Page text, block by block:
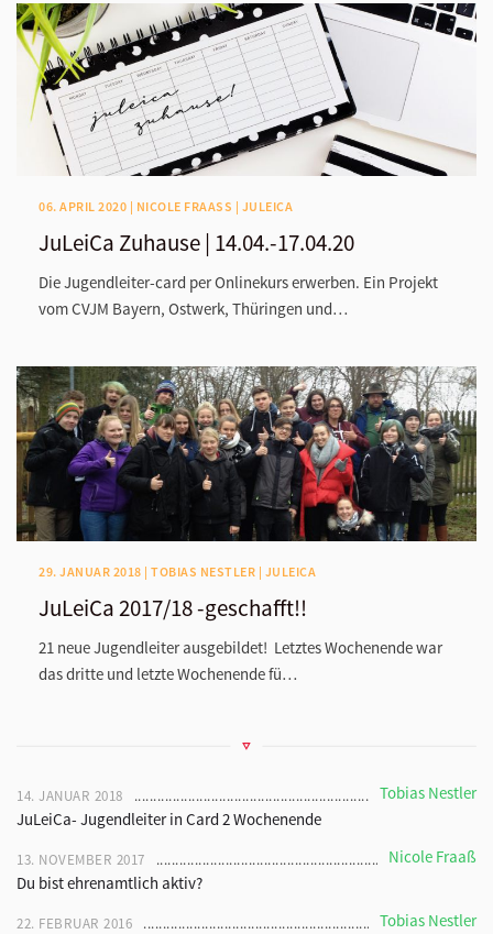
06. APRIL 2020 | NICOLE FRAASS | JULEICA
JuLeiCa Zuhause | 14.04.-17.04.20
Die Jugendleiter-card per Onlinekurs erwerben. Ein Projekt
vom CVJM Bayern, Ostwerk, Thüringen und…
29. JANUAR 2018 | TOBIAS NESTLER | JULEICA
JuLeiCa 2017/18 -geschafft!!
21 neue Jugendleiter ausgebildet! Letztes Wochenende war
das dritte und letzte Wochenende fü…
14. JANUAR 2018
Tobias Nestler
JuLeiCa- Jugendleiter in Card 2 Wochenende
13. NOVEMBER 2017
Nicole Fraaß
Du bist ehrenamtlich aktiv?
22. FEBRUAR 2016
Tobias Nestler